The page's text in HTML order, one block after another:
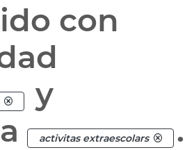
con
y
activitas extraescolars .